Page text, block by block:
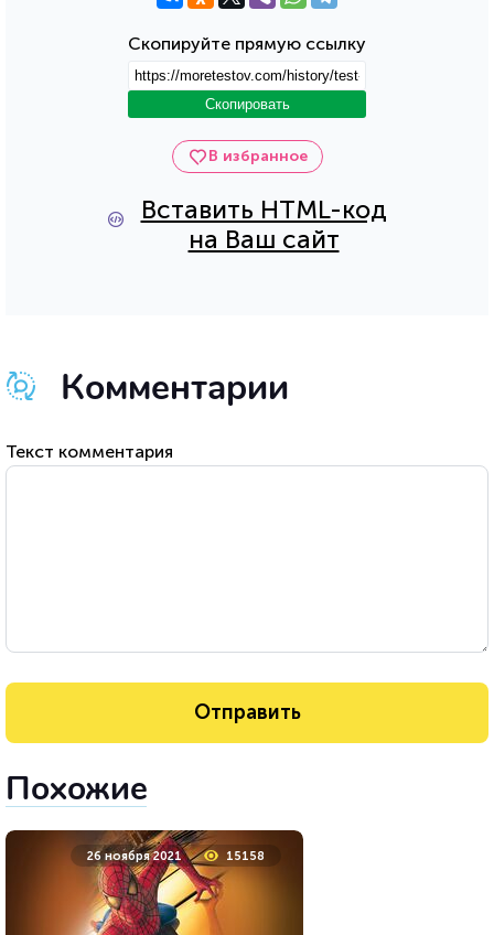
В избранное
Вставить HTML-код
на Ваш сайт
Скопируйте прямую ссылку
Скопировать
Комментарии
Текст комментария
Похожие
26 ноября 2021 15158